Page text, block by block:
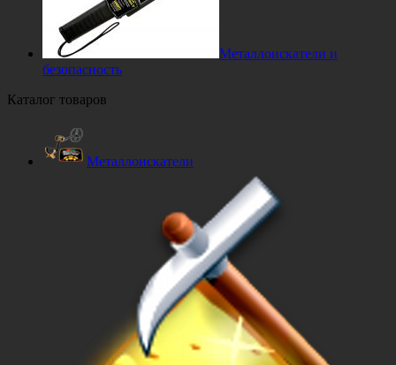
Металлоискатели и
безопасность
Каталог товаров
Металлоискатели